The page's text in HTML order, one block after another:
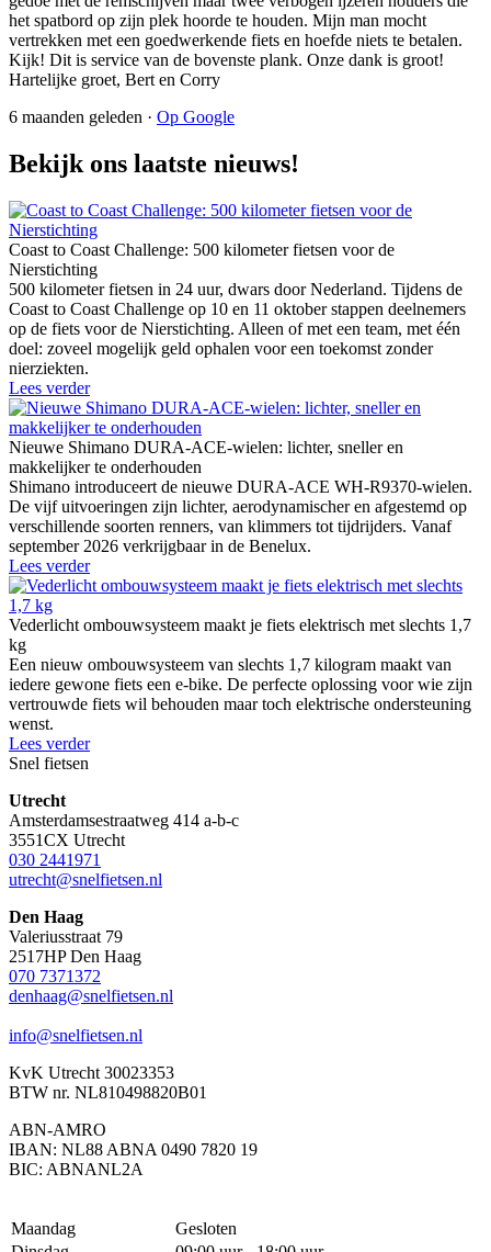
het spatbord op zijn plek hoorde te houden. Mijn man mocht
vertrekken met een goedwerkende fiets en hoefde niets te betalen.
Kijk! Dit is service van de bovenste plank. Onze dank is groot!
Hartelijke groet, Bert en Corry
6 maanden geleden · Op Google
Bekijk ons laatste nieuws!
Coast to Coast Challenge: 500 kilometer fietsen voor de
Nierstichting
500 kilometer fietsen in 24 uur, dwars door Nederland. Tijdens de
Coast to Coast Challenge op 10 en 11 oktober stappen deelnemers
op de fiets voor de Nierstichting. Alleen of met een team, met één
doel: zoveel mogelijk geld ophalen voor een toekomst zonder
nierziekten.
Lees verder
Nieuwe Shimano DURA-ACE-wielen: lichter, sneller en
makkelijker te onderhouden
Shimano introduceert de nieuwe DURA-ACE WH-R9370-wielen.
De vijf uitvoeringen zijn lichter, aerodynamischer en afgestemd op
verschillende soorten renners, van klimmers tot tijdrijders. Vanaf
september 2026 verkrijgbaar in de Benelux.
Lees verder
Vederlicht ombouwsysteem maakt je fiets elektrisch met slechts 1,7
kg
Een nieuw ombouwsysteem van slechts 1,7 kilogram maakt van
iedere gewone fiets een e-bike. De perfecte oplossing voor wie zijn
vertrouwde fiets wil behouden maar toch elektrische ondersteuning
wenst.
Lees verder
Snel fietsen
Utrecht
Amsterdamsestraatweg 414 a-b-c
3551CX Utrecht
030 2441971
utrecht@snelfietsen.nl
Den Haag
Valeriusstraat 79
2517HP Den Haag
070 7371372
denhaag@snelfietsen.nl
info@snelfietsen.nl
KvK Utrecht 30023353
BTW nr. NL810498820B01
ABN-AMRO
IBAN: NL88 ABNA 0490 7820 19
BIC: ABNANL2A
Maandag
Gesloten